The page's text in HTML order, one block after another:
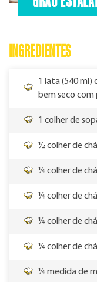
INGREDIENTES
1 lata (540 ml)
bem seco
1 colher de
½ colher de chá
¼ colher de
¼ colher de
¼ colher de
¼ colher de
¼ medida de